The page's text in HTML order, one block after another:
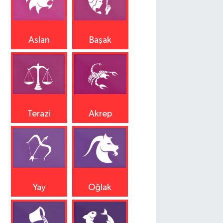
Aslan Başak
Terazi Akrep
Yay Oğlak